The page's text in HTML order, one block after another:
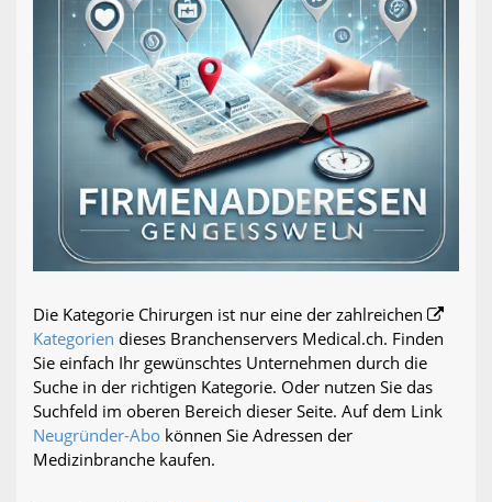
Die Kategorie Chirurgen ist nur eine der zahlreichen
Kategorien dieses Branchenservers Medical.ch. Finden
Sie einfach Ihr gewünschtes Unternehmen durch die
Suche in der richtigen Kategorie. Oder nutzen Sie das
Suchfeld im oberen Bereich dieser Seite. Auf dem Link
Neugründer-Abo können Sie Adressen der
Medizinbranche kaufen.